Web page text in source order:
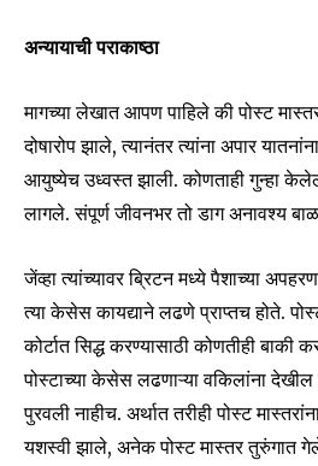
अन्यायाची पराकाष्ठा
मागच्या लेखात आपण पाहिले की पोस्ट
दोषारोप झाले, त्यानंतर त्यांना अपार
आयुष्येच उध्वस्त झाली. कोणताही गुन्हा
लागले. संपूर्ण जीवनभर तो डाग अनावश्य
जेंव्हा त्यांच्यावर ब्रिटन मध्ये पैशाच्या
त्या केसेस कायद्याने लढणे प्राप्तच होते.
कोर्टात सिद्ध करण्यासाठी कोणतीही बाकी
पोस्टाच्या केसेस लढणाऱ्या वकिलांना देखील
पुरवली नाहीच. अर्थात तरीही पोस्ट
यशस्वी झाले, अनेक पोस्ट मास्तर तुरुंगात